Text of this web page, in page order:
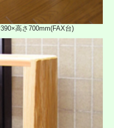
高さ700mm(FAX台)